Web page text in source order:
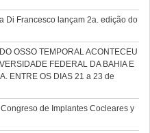
Di Francesco lançam 2a. edição do
OSSO TEMPORAL ACONTECEU
FEDERAL DA BAHIA E
ENTRE OS DIAS 21 a 23 de
de Implantes Cocleares y